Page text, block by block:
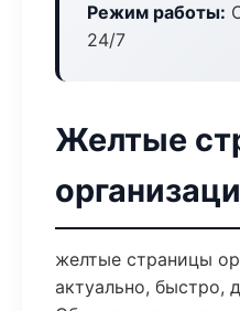
Режим работы:
24/7
Желтые
желтые страницы
актуально, быстро,